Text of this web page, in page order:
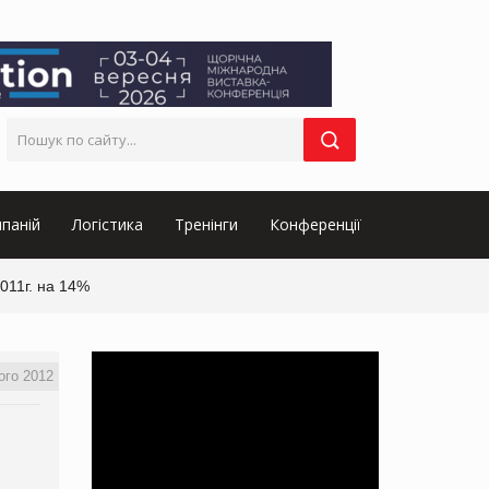
Логістика Тренінги Конференції
на 14%
2012